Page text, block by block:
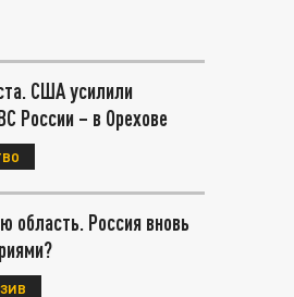
США усилили
России – в Орехове
область. Россия вновь